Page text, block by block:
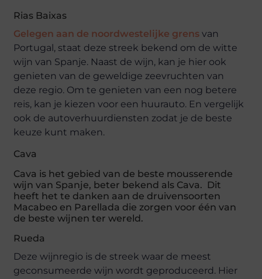
Rias Baixas
Gelegen aan de noordwestelijke grens van
Portugal, staat deze streek bekend om de witte
wijn van Spanje. Naast de wijn, kan je hier ook
genieten van de geweldige zeevruchten van
deze regio. Om te genieten van een nog betere
reis, kan je kiezen voor een huurauto. En vergelijk
ook de autoverhuurdiensten zodat je de beste
keuze kunt maken.
Cava
Cava is het gebied van de beste mousserende
wijn van Spanje, beter bekend als Cava. Dit
heeft het te danken aan de druivensoorten
Macabeo en Parellada die zorgen voor één van
de beste wijnen ter wereld.
Rueda
Deze wijnregio is de streek waar de meest
geconsumeerde wijn wordt geproduceerd. Hier